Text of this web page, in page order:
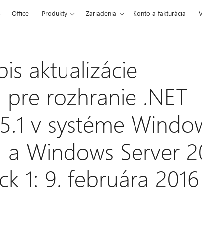
Office Produkty Zariadenia Konto a fakturácia
aktualizácie
rozhranie .NET
v systéme
a Windows Server
1: 9. februára 2016